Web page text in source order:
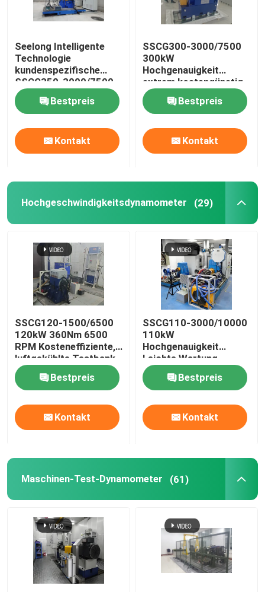
Seelong Intelligente
Technologie
kundenspezifische
SSCG350-3000/7500
350Kw Motor Leistung
Dyno Testbank
Bestpreis
Kontakt
SSCG300-3000/7500
300kW
Hochgenauigkeit
extrem kostengünstig
Elektro-Dynamometer-
Testbank-System für
die Prüfung der EV-
Motorleistung
Bestpreis
Kontakt
Hochgeschwindigkeitsdynamometer (29)
SSCG120-1500/6500
120kW 360Nm 6500
RPM Kosteneffiziente,
luftgekühlte Testbank
für Benzinmotoren
Bestpreis
Kontakt
SSCG110-3000/10000
110kW
Hochgenauigkeit
Leichte Wartung
Elektrischer
Dynamometer
Prüfstand für die
Prüfung der
Motorleistung
Bestpreis
Kontakt
Maschinen-Test-Dynamometer (61)